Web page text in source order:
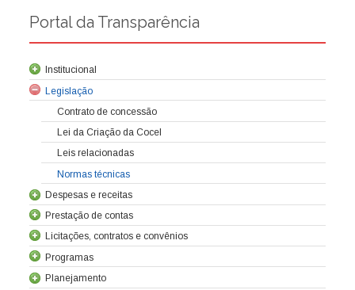
Portal da Transparência
Institucional
Estatuto Social
Políticas
Legislação
Contrato de concessão
Lei da Criação da Cocel
Leis relacionadas
Normas técnicas
Despesas e receitas
Prestação de contas
Licitações, contratos e convênios
Programas
Planejamento